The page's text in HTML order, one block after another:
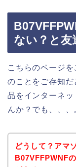
ない？と友
こちらのページ
のことをご存知
品をインターネ
んか？でも、、、
どうして？アマ
B07VFFPWNF